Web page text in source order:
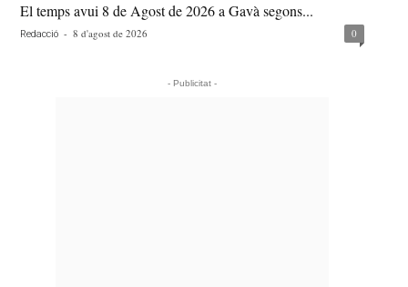
El temps avui 8 de Agost de 2026 a Gavà segons...
Redacció - 8 d'agost de 2026 0
- Publicitat -